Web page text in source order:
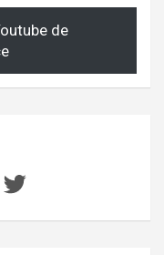
de
Twitter